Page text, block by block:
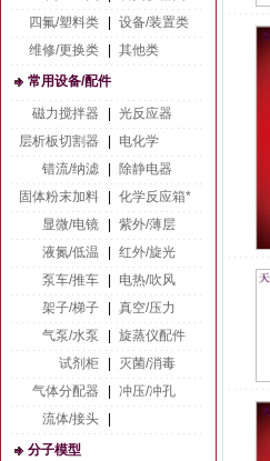
四氟/塑料类
设备/装置类
维修/更换类
其他类
常用设备/配件
磁力搅拌器
光反应器
层析板切割器
电化学
错流/纳滤
除静电器
固体粉末加料
化学反应箱*
显微/电镜
紫外/薄层
液氮/低温
红外/旋光
泵车/推车
电热/吹风
架子/梯子
真空/压力
气泵/水泵
旋蒸仪配件
试剂柜
灭菌/消毒
气体分配器
冲压/冲孔
流体/接头
分子模型